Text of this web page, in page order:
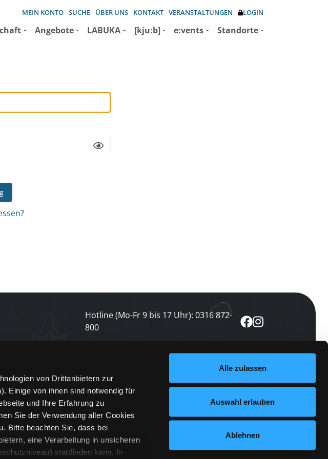
von Drittanbietern zur
Einige von ihnen sind notwendig für
und Ihre Erfahrung zu
Sie der Verwendung aller Cookies
Bitte beachten Sie, dass bei
eine Verarbeitung in unsicheren
stattfinden kann. In
Alle zulassen
Auswahl erlauben
Ablehnen
MEIN KONTO SUCHE ÜBER UNS KONTAKT VERANSTALTUNGEN LOGIN
Angebote LABUKA [kju:b] e:vents Standorte
Hotline (Mo-Fr 9 bis 17 Uhr): 0316 872-
800
Newsletter abonnieren
und keine Veranstaltung verpassen
jetzt abonnieren